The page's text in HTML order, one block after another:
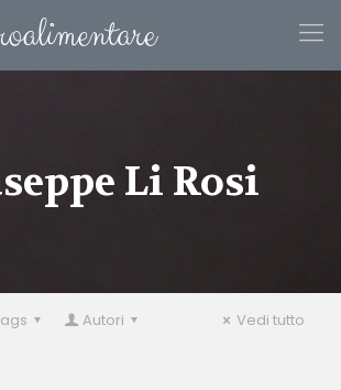
Li Rosi
Autori Vedi tutto